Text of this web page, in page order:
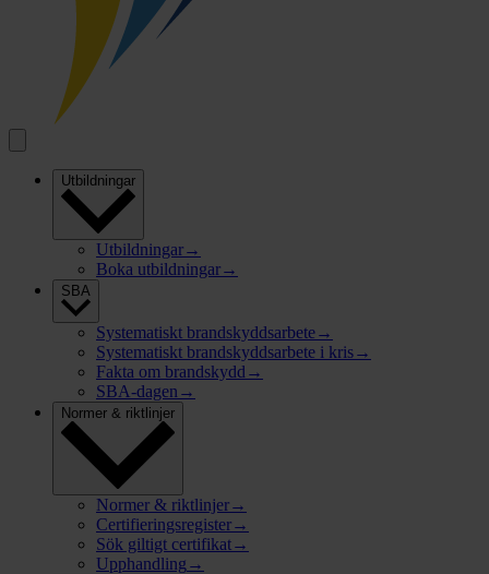
Utbildningar
Utbildningar→
Boka utbildningar→
SBA
Systematiskt brandskyddsarbete→
Systematiskt brandskyddsarbete i kris→
Fakta om brandskydd →
SBA-dagen →
Normer & riktlinjer
Normer & riktlinjer→
Certifieringsregister→
Sök giltigt certifikat→
Upphandling →